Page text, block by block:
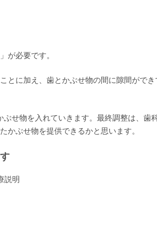
が必要です。
とに加え、歯とかぶせ物の間に隙間ができ
せ物を入れていきます。最終調整は、歯
かぶせ物を提供できるかと思います。